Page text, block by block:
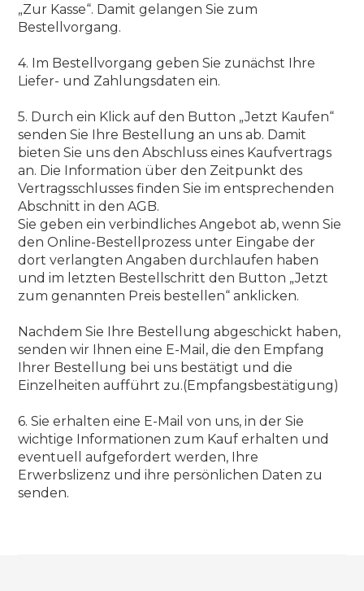
„Zur Kasse“. Damit gelangen Sie zum
Bestellvorgang.
4. Im Bestellvorgang geben Sie zunächst Ihre
Liefer- und Zahlungsdaten ein.
5. Durch ein Klick auf den Button „Jetzt Kaufen“
senden Sie Ihre Bestellung an uns ab. Damit
bieten Sie uns den Abschluss eines Kaufvertrags
an. Die Information über den Zeitpunkt des
Vertragsschlusses finden Sie im entsprechenden
Abschnitt in den AGB.
Sie geben ein verbindliches Angebot ab, wenn Sie
den Online-Bestellprozess unter Eingabe der
dort verlangten Angaben durchlaufen haben
und im letzten Bestellschritt den Button „Jetzt
zum genannten Preis bestellen“ anklicken.
Nachdem Sie Ihre Bestellung abgeschickt haben,
senden wir Ihnen eine E-Mail, die den Empfang
Ihrer Bestellung bei uns bestätigt und die
Einzelheiten aufführt zu.(Empfangsbestätigung)
6. Sie erhalten eine E-Mail von uns, in der Sie
wichtige Informationen zum Kauf erhalten und
eventuell aufgefordert werden, Ihre
Erwerbslizenz und ihre persönlichen Daten zu
senden.